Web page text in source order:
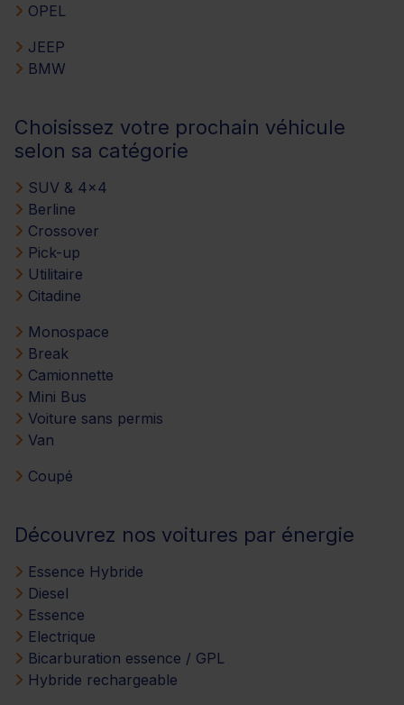
OPEL
JEEP
BMW
Choisissez votre prochain véhicule
selon sa catégorie
SUV & 4x4
Berline
Crossover
Pick-up
Utilitaire
Citadine
Monospace
Break
Camionnette
Mini Bus
Voiture sans permis
Van
Coupé
Découvrez nos voitures par énergie
Essence Hybride
Diesel
Essence
Electrique
Bicarburation essence / GPL
Hybride rechargeable